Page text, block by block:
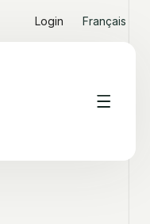
Login Français